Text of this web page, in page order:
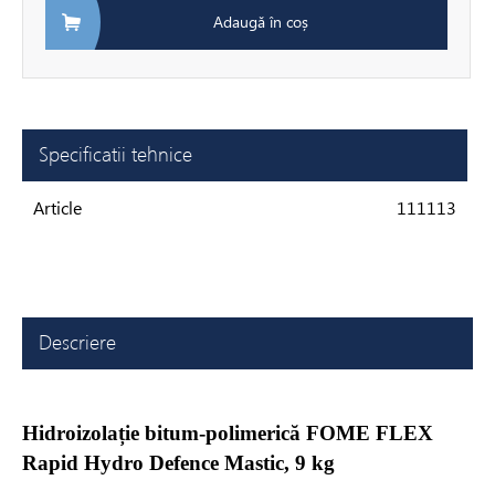
Adaugă în coș
Specificatii tehnice
Article 111113
Descriere
Hidroizolație bitum-polimerică FOME FLEX
Rapid Hydro Defence Mastic, 9 kg